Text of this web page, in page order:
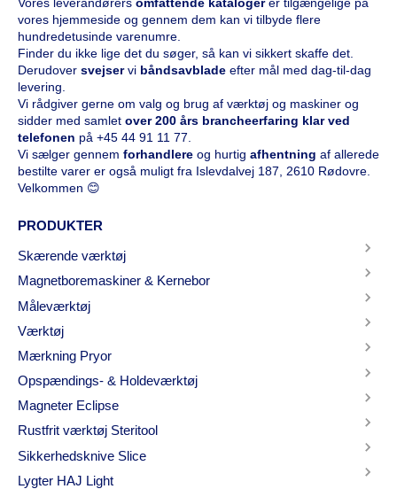
vores hjemmeside og gennem dem kan vi tilbyde flere
hundredetusinde varenumre.
Finder du ikke lige det du søger, så kan vi sikkert skaffe det.
Derudover svejservi båndsavblade efter mål med dag-til-dag
levering.
Vi rådgiver gerne om valg og brug af værktøj og maskiner og
sidder med samlet over 200 års brancheerfaring klar ved
telefonen på +45 44 91 11 77
Vi sælger gennem forhandlere og hurtig afhentning af allerede
bestilte varer er også muligt fra Islevdalvej 187, 2610 Rødovre.
Velkommen 😊
PRODUKTER
Skærende værktøj
Magnetboremaskiner & Kernebor
Måleværktøj
Værktøj
Mærkning Pryor
Opspændings- & Holdeværktøj
Magneter Eclipse
Rustfrit værktøj Steritool
Sikkerhedsknive Slice
Lygter HAJ Light